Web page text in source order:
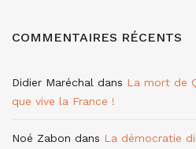
COMMENTAIRES RÉCENTS
Didier Maréchal dans La mort de
que vive la France !
Noé Zabon dans La démocratie